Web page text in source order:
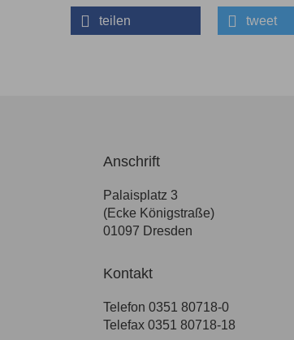
teilen tweet
Anschrift
Palaisplatz 3
(Ecke Königstraße)
01097 Dresden
Kontakt
Telefon 0351 80718-0
Telefax 0351 80718-18